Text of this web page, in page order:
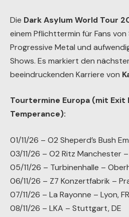
Die Dark Asylum World Tour
einem Pflichttermin für Fans
Progressive Metal und
Shows. Es markiert den
beeindruckenden Karriere von
Tourtermine Europa (mit Exit
Temperance):
01/11/26 – O2 Sheperd’s Bush
03/11/26 – O2 Ritz Manchester
05/11/26 – Turbinenhalle –
06/11/26 – Z7 Konzertfabrik –
07/11/26 – La Rayonne – Lyon, FR
08/11/26 – LKA – Stuttgart, DE